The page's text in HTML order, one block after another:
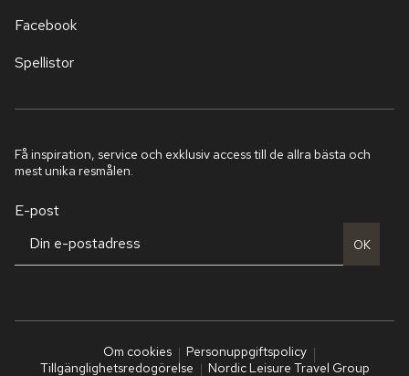
Facebook
Spellistor
Få inspiration, service och exklusiv access till de allra bästa och
mest unika resmålen.
E-post
OK
Om cookies
Personuppgiftspolicy
Tillgänglighetsredogörelse
Nordic Leisure Travel Group